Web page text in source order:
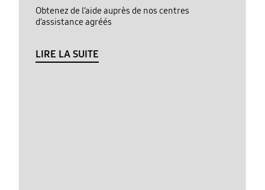
Obtenez de l’aide auprès de nos centres
d’assistance agréés
LIRE LA SUITE